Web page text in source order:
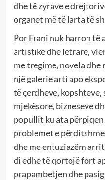
dhe të zyrave e
organet më të larta të
Por Frani nuk harron të
artistike dhe letrare,
me tregime, novela dhe
një galerie arti apo
të çerdheve,
mjekësore, bizneseve
popullit ku ata
problemet e
dhe me entuziazëm
di edhe të qortojë fort
prapambetjen dhe